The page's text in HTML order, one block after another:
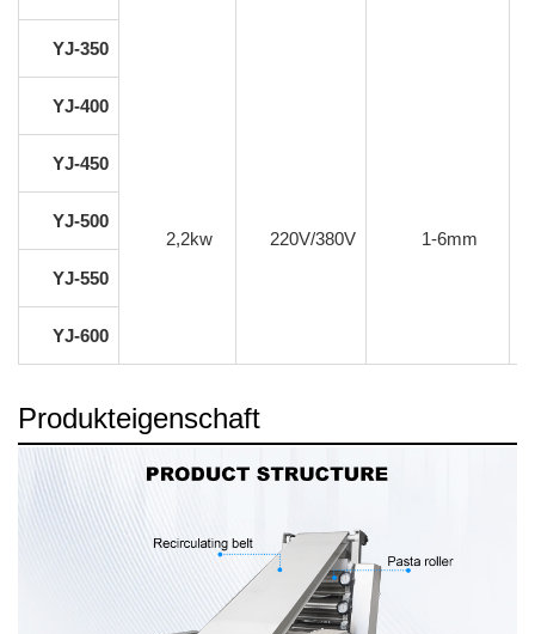
2,2kw 220V/380V 1-6mm
YJ-350
YJ-400
YJ-450
YJ-500
YJ-550
YJ-600
Produkteigenschaft